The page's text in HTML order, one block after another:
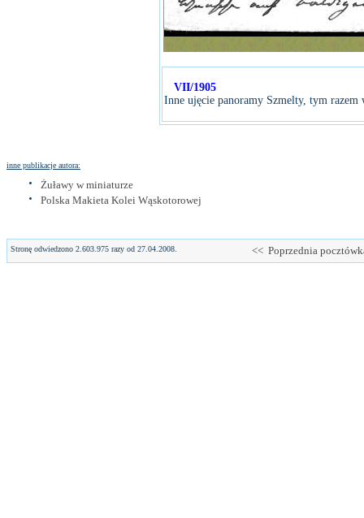
VII/1905
Inne ujęcie panoramy Szmelty, tym
inne publikacje autora:
Żuławy w miniaturze
Polska Makieta Kolei Wąskotorowej
Stronę odwiedzono 2.603.975 razy od 27.04.2008. << Poprzednia